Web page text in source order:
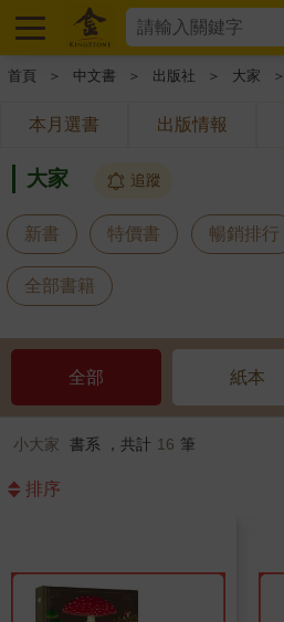
首頁 ＞ 中文書 ＞ 出版社 ＞ 大家 ＞
本月選書 出版情報
大家 追蹤
新書 特價書 暢銷排行
全部書籍
全部 紙本
小大家 書系 ，共計 16 筆
排序